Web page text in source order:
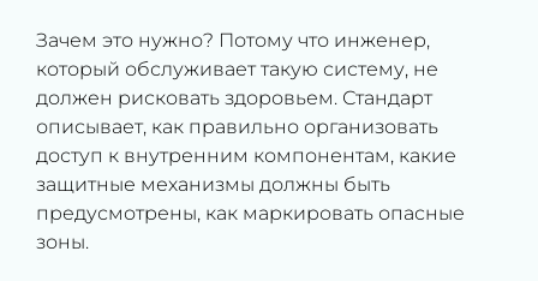
Зачем это нужно? Потому что инженер,
который обслуживает такую систему, не
должен рисковать здоровьем. Стандарт
описывает, как правильно организовать
доступ к внутренним компонентам, какие
защитные механизмы должны быть
предусмотрены, как маркировать опасные
зоны.